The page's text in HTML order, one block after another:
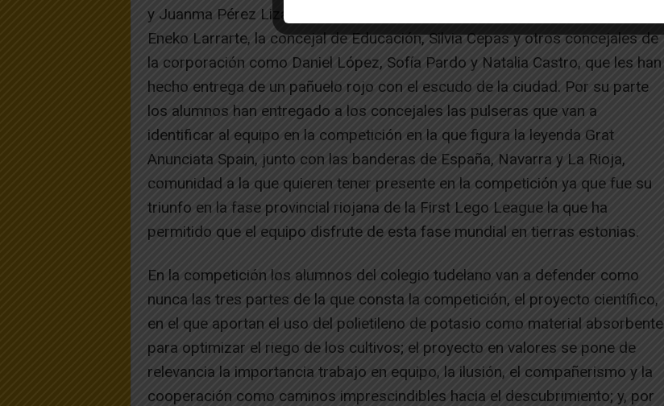
y Juanma Pérez Lizar, han recibido el apoyo y reconocimiento del alcalde,
Eneko Larrarte, la concejal de Educación, Silvia Cepas y otros concejales de
la corporación como Daniel López, Sofía Pardo y Natalia Castro, que les han
hecho entrega de un pañuelo rojo con el escudo de la ciudad. Por su parte
los alumnos han entregado a los concejales las pulseras que van a
identificar al equipo en la competición en la que figura la leyenda Grat
Anunciata Spain, junto con las banderas de España, Navarra y La Rioja,
comunidad a la que quieren tener presente en la competición ya que fue su
triunfo en la fase provincial riojana de la First Lego League la que ha
permitido que el equipo disfrute de esta fase mundial en tierras estonias.
En la competición los alumnos del colegio tudelano van a defender como
nunca las tres partes de la que consta la competición, el proyecto científico,
en el que aportan el uso del polietileno de potasio como material absorbente
para optimizar el riego de los cultivos; el proyecto en valores se pone de
relevancia la importancia trabajo en equipo, la ilusión, el compañerismo y la
cooperación como caminos imprescindibles hacia el descubrimiento; y, por